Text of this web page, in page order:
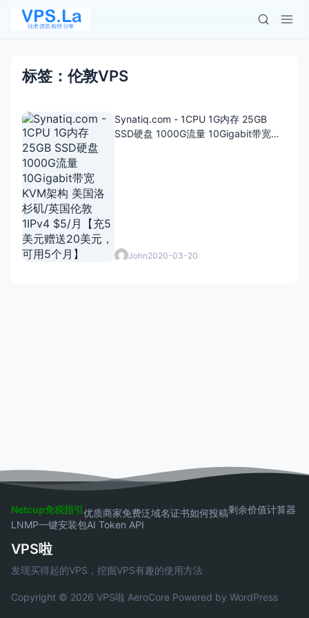
标签：伦敦VPS
Synatiq.com - 1CPU 1G内存 25GB
SSD硬盘 1000G流量 10Gigabit带宽
John2020-03-20
Netcup免税指引优质商家免费泛域名证书如何投稿剩余价值计算器
LNMP一键安装包AI Token API
VPS啦
发现买得起的VPS，挖掘VPS有趣的使用方法
Copyright © 2026 VPS啦 AeroCore Powered by WordPress